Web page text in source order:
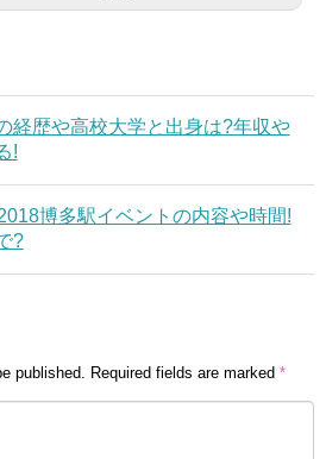
経歴や高校大学と出身は?年収や
!
博多駅イベントの内容や時間!
?
published. Required fields are marked *